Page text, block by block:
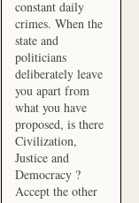
constant daily
crimes. When the
state and
politicians
deliberately leave
you apart from
what you have
proposed, is there
Civilization,
Justice and
Democracy ?
Accept the other